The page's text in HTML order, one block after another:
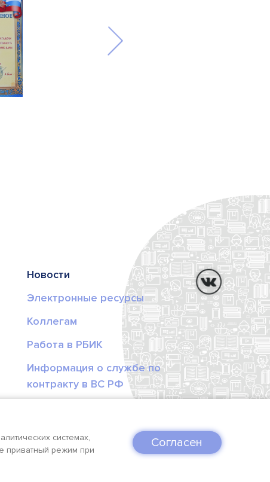
системах,
приватный режим при
Согласен
Новости
Электронные ресурсы
Коллегам
Работа в РБИК
Информация о службе по
контракту в ВС РФ
организации